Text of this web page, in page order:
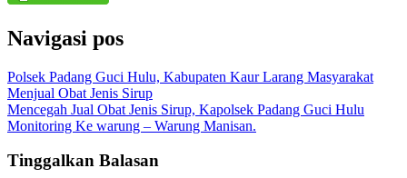
Navigasi pos
Polsek Padang Guci Hulu, Kabupaten Kaur Larang Masyarakat
Menjual Obat Jenis Sirup
Mencegah Jual Obat Jenis Sirup, Kapolsek Padang Guci Hulu
Monitoring Ke warung – Warung Manisan.
Tinggalkan Balasan